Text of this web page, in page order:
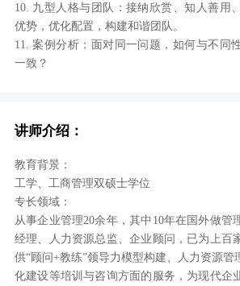
10. 九型人格与团队：接纳欣赏、知人善用
优势，优化配置，构建和谐团队。
11. 案例分析：面对同一问题，如何与不同
一致？
讲师介绍：
教育背景：
工学、工商管理双硕士学位
专长领域：
从事企业管理20余年，其中10年在国外做管
经理、人力资源总监、企业顾问，已为上百
供“顾问+教练”领导力模型构建、人力资源管
化建设等培训与咨询方面的服务，为现代企